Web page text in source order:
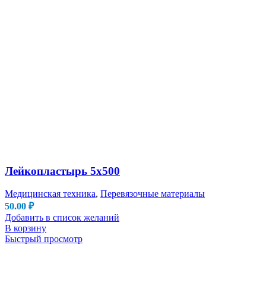
Лейкопластырь 5х500
Медицинская техника, Перевязочные материалы
50.00 ₽
Добавить в список желаний
В корзину
Быстрый просмотр